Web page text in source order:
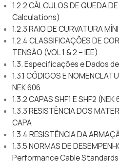
1.2.2 CÁLCULOS DE QUEDA
Calculations)
1.2.3 RAIO DE CURVATURA
1.2.4 CLASSIFICAÇÕES DE
TENSÃO (VOL 1 & 2 – IEE)
1.3. Especificações e Dados
1.3.1 CÓDIGOS E
NEK 606
1.3.2 CAPAS SHF1 E SHF2 (NEK
1.3.3 RESISTÊNCIA DOS
CAPA
1.3.4 RESISTÊNCIA DA
1.3.5 NORMAS DE
Performance Cable